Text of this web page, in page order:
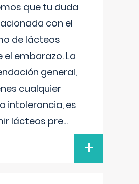
que tu duda
con el
de lácteos
el embarazo. La
general,
cualquier
intolerancia, es
lácteos pre...
+